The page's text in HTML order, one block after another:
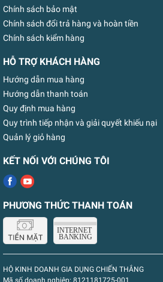
Chính sách bảo mật
Chính sách đổi trả hàng và hoàn tiền
Chính sách kiểm hàng
HỖ TRỢ KHÁCH HÀNG
Hướng dẫn mua hàng
Hướng dẫn thanh toán
Quy định mua hàng
Quy trình tiếp nhận và giải quyết khiếu nại
Quản lý giỏ hàng
KẾT NỐI VỚI CHÚNG TÔI
PHƯƠNG THỨC THANH TOÁN
HỘ KINH DOANH GIA DỤNG CHIẾN THẮNG
Mã số doanh nghiệp: 8121181725-001